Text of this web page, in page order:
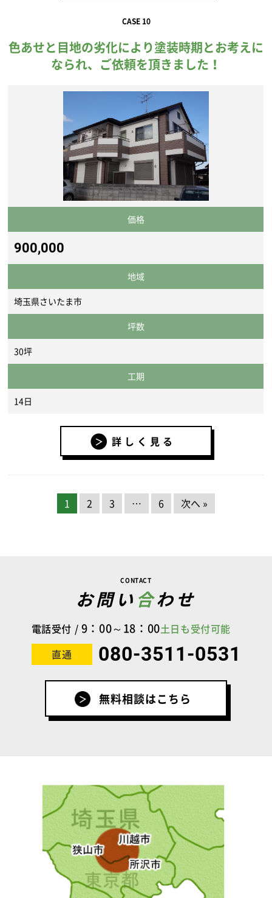
CASE 10
色あせと目地の劣化により塗装時期とお考えに
なられ、ご依頼を頂きました！
価格
900,000
地域
埼玉県さいたま市
坪数
30坪
工期
14日
詳しく見る
1 2 3 … 6 次へ »
CONTACT
お問い 合わせ
電話受付 / 9：00～18：00土日も受付可能
直通
080-3511-0531
無料相談はこちら